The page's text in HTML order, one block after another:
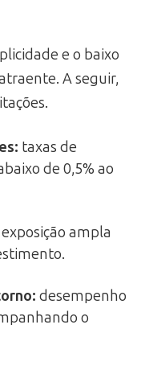
e o baixo
A seguir,
: taxas de
de 0,5% ao
exposição ampla
: desempenho
o